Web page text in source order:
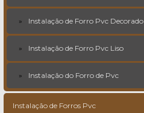
Instalação de Forro Pvc Decorado
Instalação de Forro Pvc Liso
Instalação do Forro de Pvc
Instalação de Forros Pvc